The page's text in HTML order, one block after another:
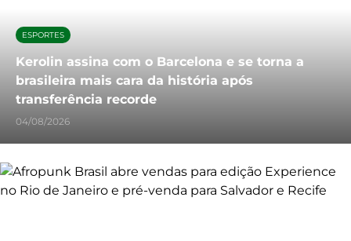
ESPORTES
Kerolin assina com o Barcelona e se torna a
brasileira mais cara da história após
transferência recorde
04/08/2026